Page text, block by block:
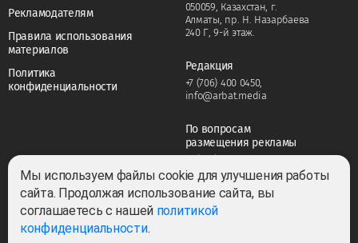
Рекламодателям
Правила использования
материалов
Политика
конфиденциальности
050059, Казахстан, г.
Алматы, пр. Н. Назарбаева
240 Г, 9-й этаж.
Редакция
+7 (706) 400 0450,
info@arbat.media
По вопросам
размещения рекламы
adv@arbat.media
Мы используем файлы cookie для улучшения работы
сайта. Продолжая использование сайта, вы
соглашаетесь с нашей политикой
конфиденциальности.